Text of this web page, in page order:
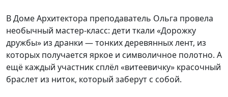
В Доме Архитектора преподаватель Ольга провела
необычный мастер-класс: дети ткали «Дорожку
дружбы» из дранки — тонких деревянных лент, из
которых получается яркое и символичное полотно. А
ещё каждый участник сплёл «витеевичку» красочный
браслет из ниток, который заберут с собой.